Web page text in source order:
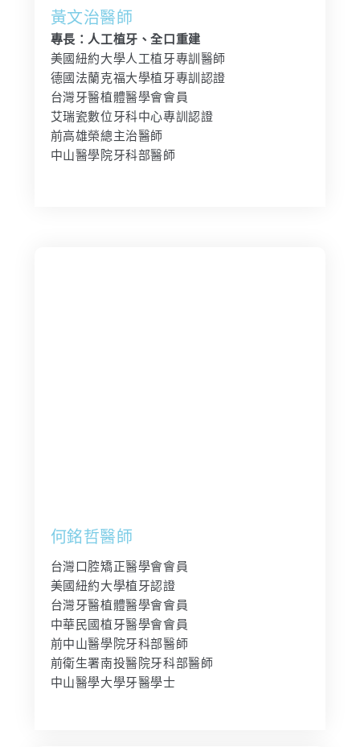
黃文治醫師
專長：人工植牙、全口重建
美國紐約大學人工植牙專訓醫師
德國法蘭克福大學植牙專訓認證
台灣牙醫植體醫學會會員
艾瑞瓷數位牙科中心專訓認證
前高雄榮總主治醫師
中山醫學院牙科部醫師
何銘哲醫師
台灣口腔矯正醫學會會員
美國紐約大學植牙認證
台灣牙醫植體醫學會會員
中華民國植牙醫學會會員
前中山醫學院牙科部醫師
前衛生署南投醫院牙科部醫師
中山醫學大學牙醫學士